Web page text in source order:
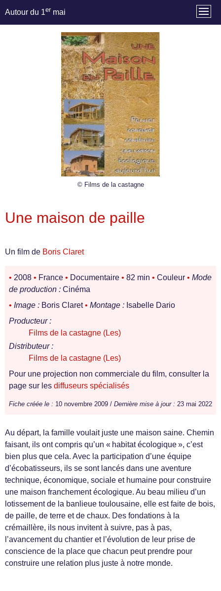
Autour du 1er mai
© Films de la castagne
Une maison de paille
Un film de Boris Claret
• 2008 • France • Documentaire • 82 min • Couleur • Mode
de production : Cinéma
• Image : Boris Claret• Montage : Isabelle Dario
Producteur :
Films de la castagne (Les)
Distributeur :
Films de la castagne (Les)
Pour une projection non commerciale du film, consulter la
page sur les diffuseurs spécialisés
Fiche créée le : 10 novembre 2009 / Dernière mise à jour : 23 mai 2022
Au départ, la famille voulait juste une maison saine. Chemin
faisant, ils ont compris qu’un « habitat écologique », c’est
bien plus que cela. Avec la participation d’une équipe
d’écobatisseurs, ils se sont lancés dans une aventure
technique, économique, sociale et humaine pour construire
une maison franchement écologique. Au beau milieu d’un
lotissement de la banlieue toulousaine, elle est faite de bois,
de paille, de terre et de chaux. Des fondations à la
crémaillère, ils nous invitent à suivre, pas à pas,
l’avancement du chantier et l’évolution de leur prise de
conscience de la place que chacun peut prendre pour
construire une relation plus juste à notre monde.